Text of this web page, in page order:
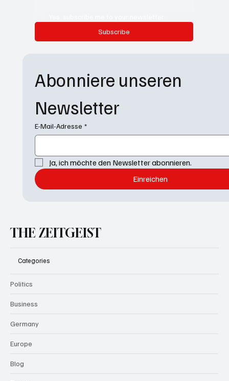
Subscribe
Abonniere unseren
Newsletter
E-Mail-Adresse *
Ja, ich möchte den Newsletter abonnieren.
Einreichen
THE ZEITGEIST
Categories
Politics
Business
Germany
Europe
Blog